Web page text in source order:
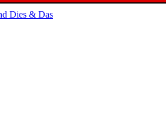
Dies & Das